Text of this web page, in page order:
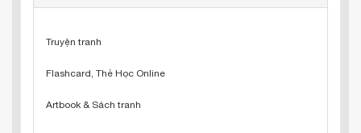
Truyện tranh
Flashcard, Thẻ Học Online
Artbook & Sách tranh